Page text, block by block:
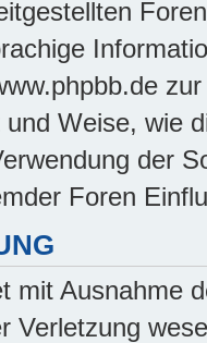
Weise, wie
der
Foren
mit Ausnahme
Verletzung